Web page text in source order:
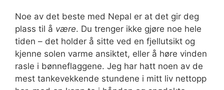
Noe av det beste med Nepal er at det gir deg
plass til å være. Du trenger ikke gjøre noe hele
tiden – det holder å sitte ved en fjellutsikt og
kjenne solen varme ansiktet, eller å høre vinden
rasle i bønneflaggene. Jeg har hatt noen av de
mest tankevekkende stundene i mitt liv nettopp